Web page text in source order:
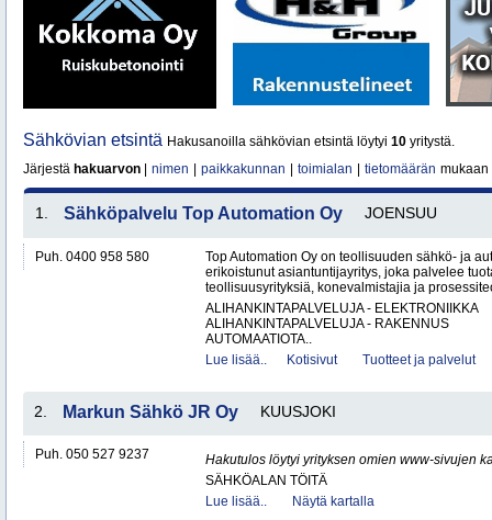
Sähkövian etsintä Hakusanoilla sähkövian etsintä löytyi 10 yritystä.
Järjestä hakuarvon nimen paikkakunnan toimialan tietomäärän mukaan
1. Sähköpalvelu Top Automation Oy JOENSUU
Puh. 0400 958 580
Top Automation Oy on teollisuuden sähkö- ja
erikoistunut asiantuntijayritys, joka palvelee
teollisuusyrityksiä, konevalmistajia ja
ALIHANKINTAPALVELUJA - ELEKTRONIIKKA
ALIHANKINTAPALVELUJA - RAKENNUS
AUTOMAATIOTA..
Lue lisää..
Kotisivut Tuotteet ja palvelut
2. Markun Sähkö JR Oy KUUSJOKI
Puh. 050 527 9237
Hakutulos löytyi yrityksen omien www-sivujen
SÄHKÖALAN TÖITÄ
Lue lisää..
Näytä kartalla